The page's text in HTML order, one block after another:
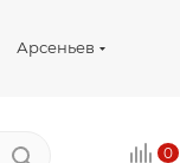
Арсеньев
0